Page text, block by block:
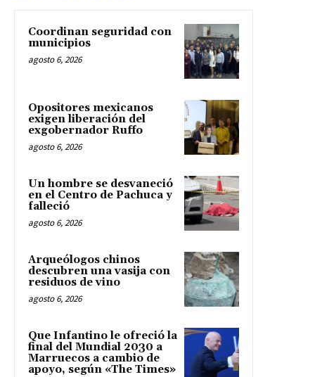
Coordinan seguridad con
municipios
agosto 6, 2026
Opositores mexicanos
exigen liberación del
exgobernador Ruffo
agosto 6, 2026
Un hombre se desvaneció
en el Centro de Pachuca y
falleció
agosto 6, 2026
Arqueólogos chinos
descubren una vasija con
residuos de vino
agosto 6, 2026
Que Infantino le ofreció la
final del Mundial 2030 a
Marruecos a cambio de
apoyo, según «The Times»